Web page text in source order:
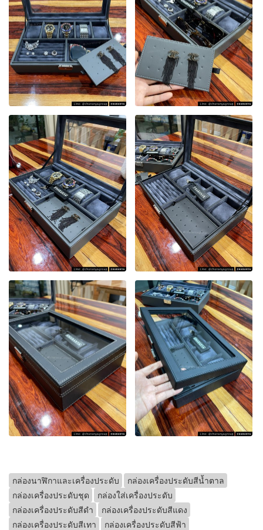
กล่องนาฬิกาและเครื่องประดับ
กล่องเครื่องประดับสีน้ำตาล
กล่องเครื่องประดับชุด
กล่องใส่เครื่องประดับ
กล่องเครื่องประดับสีดำ
กล่องเครื่องประดับสีแดง
กล่องเครื่องประดับสีเทา
กล่องเครื่องประดับสีฟ้า